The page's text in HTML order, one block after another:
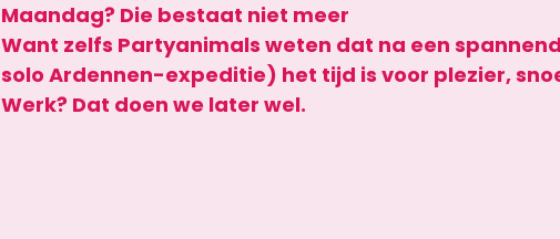
Maandag? Die bestaat niet meer
Want zelfs Partyanimals weten dat na een
solo Ardennen-expeditie) het tijd is voor plezier,
Werk? Dat doen we later wel.